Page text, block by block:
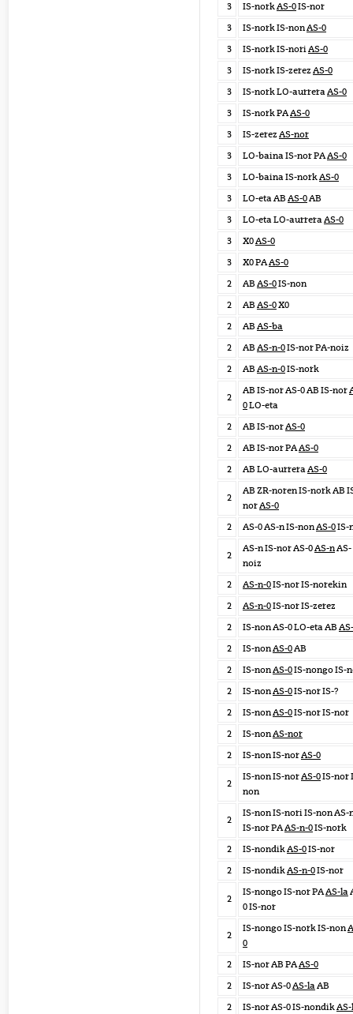
3
IS-norkAS-0IS-nor
3
IS-nork IS-nonAS-0
3
IS-nork IS-noriAS-0
3
IS-nork IS-zerez AS-0
3
IS-nork LO-aurreraAS-0
3
IS-nork PAAS-0
3
IS-zerez AS-nor
3
LO-baina IS-nor PAAS-0
3
LO-baina IS-norkAS-0
3
LO-eta AB AS-0AB
3
LO-eta LO-aurreraAS-0
3
X0AS-0
3
X0 PAAS-0
2
AB AS-0IS-non
2
AB AS-0X0
2
AB AS-ba
2
AB AS-n-0IS-nor PA-noiz
2
AB AS-n-0IS-nork
2
AB IS-nor AS-0 AB IS-nor
0LO-eta
2
AB IS-norAS-0
2
AB IS-nor PAAS-0
2
AB LO-aurreraAS-0
2
AB ZR-noren IS-nork AB
norAS-0
2
AS-0 AS-n IS-nonAS-0IS-
2
AS-n IS-nor AS-0AS-nAS-
noiz
2
AS-n-0IS-nor IS-norekin
2
AS-n-0IS-nor IS-zerez
2
IS-non AS-0 LO-eta AB
2
IS-nonAS-0AB
2
IS-nonAS-0IS-nongo IS-
2
IS-nonAS-0IS-nor IS-?
2
IS-nonAS-0IS-nor IS-nor
2
IS-nonAS-nor
2
IS-non IS-norAS-0
2
IS-non IS-norAS-0IS-nor
non
2
IS-non IS-nori IS-non AS-
IS-nor PAAS-n-0IS-nork
2
IS-nondikAS-0IS-nor
2
IS-nondikAS-n-0IS-nor
2
IS-nongo IS-nor PAAS-la
0 IS-nor
2
IS-nongo IS-nork IS-non
0
2
IS-nor AB PAAS-0
2
IS-nor AS-0AS-laAB
2
IS-nor AS-0 IS-nondik